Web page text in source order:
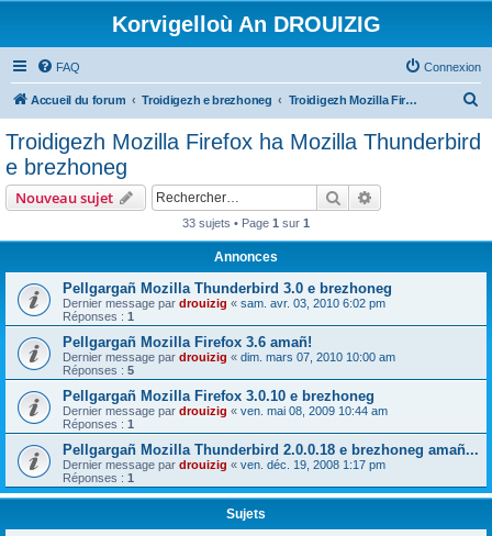
Korvigelloù An DROUIZIG
FAQ Connexion
Accueil du forum Troidigezh e brezhoneg Troidigezh Mozilla Firefox ha Mozilla Thunderbird e brezhoneg
Troidigezh Mozilla Firefox ha Mozilla Thunderbird
e brezhoneg
Nouveau sujet Rechercher
33 sujets • Page 1 sur 1
Annonces
Pellgargañ Mozilla Thunderbird 3.0 e brezhoneg
Dernier message par drouizig « sam. avr. 03, 2010 6:02 pm
Réponses : 1
Pellgargañ Mozilla Firefox 3.6 amañ!
Dernier message par drouizig « dim. mars 07, 2010 10:00 am
Réponses : 5
Pellgargañ Mozilla Firefox 3.0.10 e brezhoneg
Dernier message par drouizig « ven. mai 08, 2009 10:44 am
Réponses : 1
Pellgargañ Mozilla Thunderbird 2.0.0.18 e brezhoneg amañ...
Dernier message par drouizig « ven. déc. 19, 2008 1:17 pm
Réponses : 1
Sujets